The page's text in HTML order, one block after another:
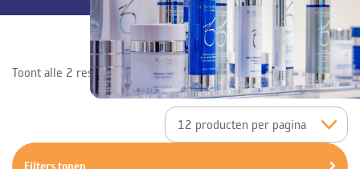
Toont alle 2 resultaten
Filters tonen